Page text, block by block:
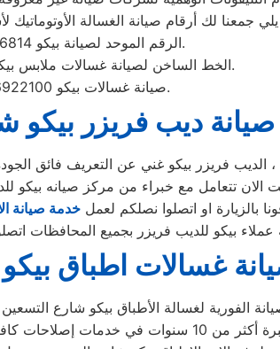
الرقم الموحد لصيانة بيكو 01010916814.
الخط الساخن لصيانة غسالات ملابس بيكو 01210999852.
صيانة غسالات بيكو 01096922100.
صيانة ديب فريزر بيكو
بالزيارة او اتصلوا نصلكم لعملخدمة صيانة
غسالات اطباق